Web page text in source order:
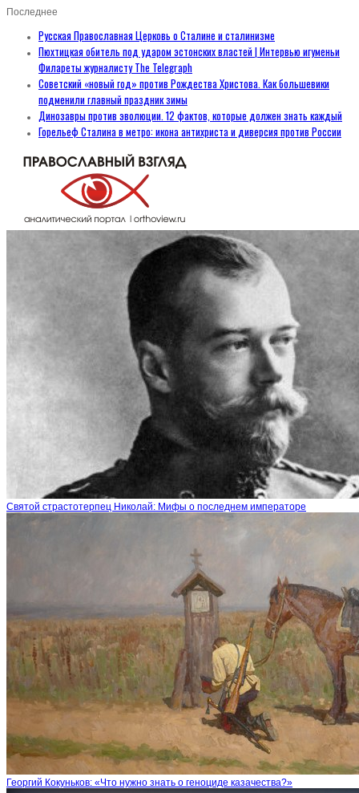
Последнее
Русская Православная Церковь о Сталине и сталинизме
Пюхтицкая обитель под ударом эстонских властей | Интервью игуменьи
Филареты журналисту The Telegraph
Советский «новый год» против Рождества Христова. Как большевики
подменили главный праздник зимы
Динозавры против эволюции. 12 фактов, которые должен знать каждый
Горельеф Сталина в метро: икона антихриста и диверсия против России
Святой страстотерпец Николай: Мифы о последнем императоре
Георгий Кокуньков: «Что нужно знать о геноциде казачества?»